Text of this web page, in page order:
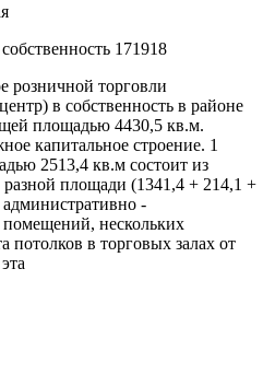
171918
розничной торговли
в собственность в районе
площадью 4430,5 кв.м.
капитальное строение. 1
2513,4 кв.м состоит из
разной площади (1341,4 + 214,1 +
-
нескольких
потолков в торговых залах от